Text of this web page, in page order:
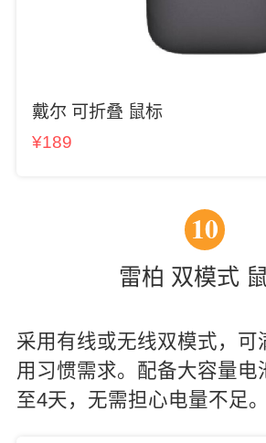
戴尔 可折叠 鼠标
¥189
10
雷柏 双模式
采用有线或无线双模式，可
用习惯需求。配备大容量电
至4天，无需担心电量不足。